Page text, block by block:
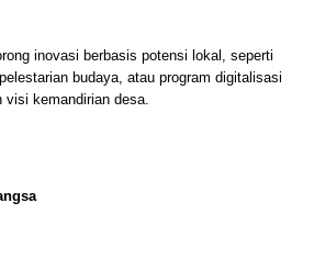
inovasi berbasis potensi lokal, seperti
budaya, atau program digitalisasi
visi kemandirian desa.